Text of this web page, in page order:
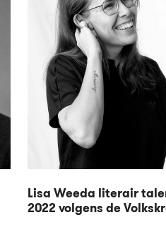
Lisa Weeda literair
2022 volgens de